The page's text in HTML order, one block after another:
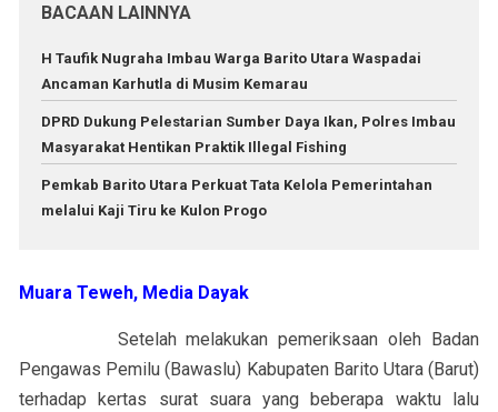
BACAAN LAINNYA
H Taufik Nugraha Imbau Warga Barito Utara Waspadai
Ancaman Karhutla di Musim Kemarau
DPRD Dukung Pelestarian Sumber Daya Ikan, Polres Imbau
Masyarakat Hentikan Praktik Illegal Fishing
Pemkab Barito Utara Perkuat Tata Kelola Pemerintahan
melalui Kaji Tiru ke Kulon Progo
Muara Teweh, Media Dayak
Setelah melakukan pemeriksaan oleh Badan
Pengawas Pemilu (Bawaslu) Kabupaten Barito Utara (Barut)
terhadap kertas surat suara yang beberapa waktu lalu